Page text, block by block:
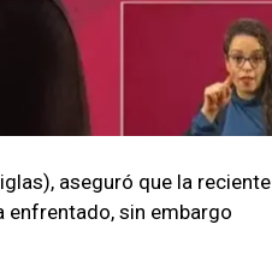
aseguró que la reciente
enfrentado, sin embargo